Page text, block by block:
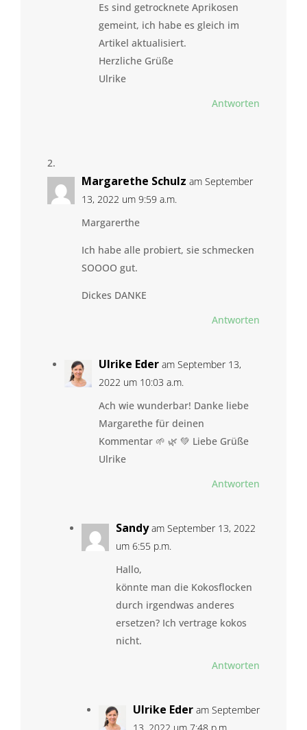
Es sind getrocknete Aprikosen
gemeint, ich habe es gleich im
Artikel aktualisiert.
Herzliche Grüße
Ulrike
Antworten
Margarethe Schulz am September
13, 2022 um 9:59 a.m.
Margarerthe
Ich habe alle probiert, sie schmecken
SOOOO gut.
Dickes DANKE
Antworten
Ulrike Eder am September 13,
2022 um 10:03 a.m.
Ach wie wunderbar! Danke liebe
Margarethe für deinen
Kommentar 🌱 🌿 💚 Liebe Grüße
Ulrike
Antworten
Sandy am September 13, 2022
um 6:55 p.m.
Hallo,
könnte man die Kokosflocken
durch irgendwas anderes
ersetzen? Ich vertrage kokos
nicht.
Antworten
Ulrike Eder am September